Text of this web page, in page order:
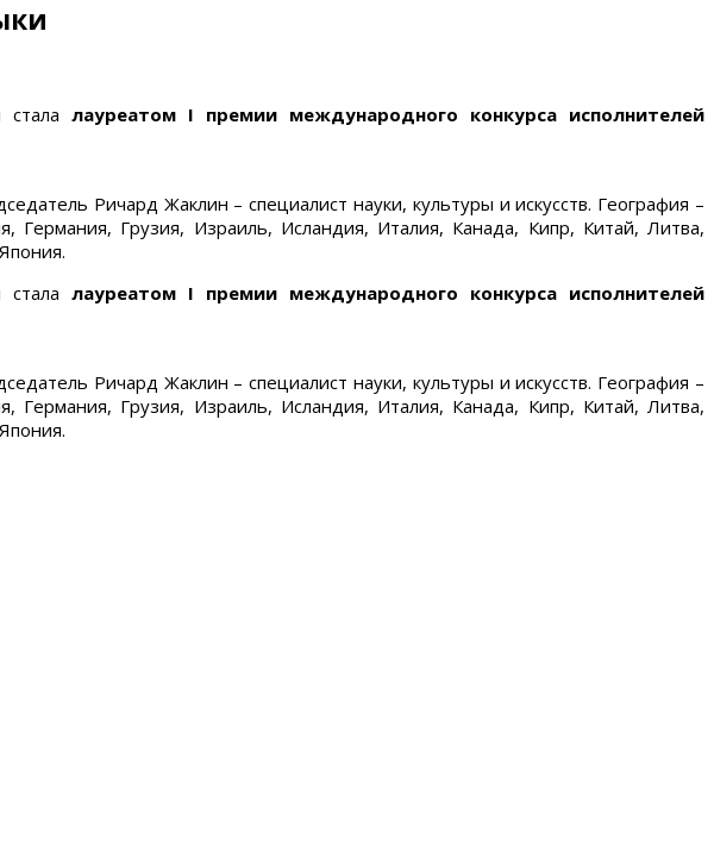
сталалауреатом I премии международного конкурса исполнителей
Ричард Жаклин – специалист науки, культуры и искусств. География –
Германия, Грузия, Израиль, Исландия, Италия, Канада, Кипр, Китай, Литва,
сталалауреатом I премии международного конкурса исполнителей
Ричард Жаклин – специалист науки, культуры и искусств. География –
Германия, Грузия, Израиль, Исландия, Италия, Канада, Кипр, Китай, Литва,